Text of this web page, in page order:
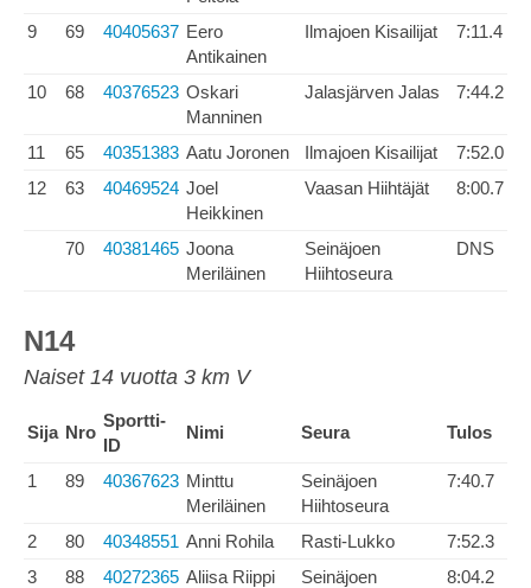
9 69 40405637 Eero
Antikainen
Ilmajoen Kisailijat 7:11.4
10 68 40376523 Oskari
Manninen
Jalasjärven Jalas 7:44.2
11 65 40351383 Aatu Joronen Ilmajoen Kisailijat
7:52.0
12
63 40469524 Joel
Heikkinen
Vaasan Hiihtäjät 8:00.7
70 40381465 Joona
Meriläinen
Seinäjoen
Hiihtoseura
DNS
N14
Naiset 14 vuotta 3 km V
Sija Nro
Sportti-
ID
Nimi Seura Tulos
1 89 40367623 Minttu
Meriläinen
Seinäjoen
Hiihtoseura
7:40.7
2 80 40348551 Anni Rohila Rasti-Lukko
7:52.3
3
88 40272365 Aliisa Riippi
Seinäjoen
8:04.2